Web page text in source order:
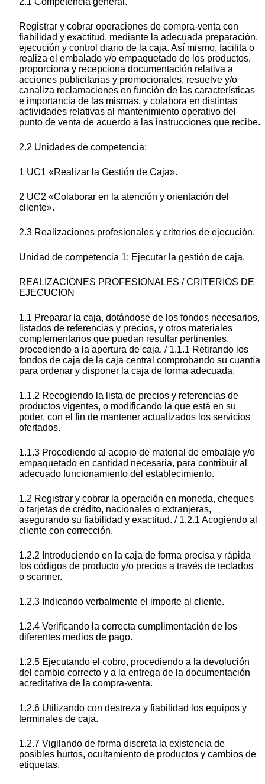
Registrar y cobrar operaciones de compra-venta con
fiabilidad y exactitud, mediante la adecuada preparación,
ejecución y control diario de la caja. Así mismo, facilita o
realiza el embalado y/o empaquetado de los productos,
proporciona y recepciona documentación relativa a
acciones publicitarias y promocionales, resuelve y/o
canaliza reclamaciones en función de las características
e importancia de las mismas, y colabora en distintas
actividades relativas al mantenimiento operativo del
punto de venta de acuerdo a las instrucciones que recibe.
2.2 Unidades de competencia:
1 UC1 «Realizar la Gestión de Caja».
2 UC2 «Colaborar en la atención y orientación del
cliente».
2.3 Realizaciones profesionales y criterios de ejecución.
Unidad de competencia 1: Ejecutar la gestión de caja.
REALIZACIONES PROFESIONALES / CRITERIOS DE
EJECUCION
1.1 Preparar la caja, dotándose de los fondos necesarios,
listados de referencias y precios, y otros materiales
complementarios que puedan resultar pertinentes,
procediendo a la apertura de caja. / 1.1.1 Retirando los
fondos de caja de la caja central comprobando su cuantía
para ordenar y disponer la caja de forma adecuada.
1.1.2 Recogiendo la lista de precios y referencias de
productos vigentes, o modificando la que está en su
poder, con el fin de mantener actualizados los servicios
ofertados.
1.1.3 Procediendo al acopio de material de embalaje y/o
empaquetado en cantidad necesaria, para contribuir al
adecuado funcionamiento del establecimiento.
1.2 Registrar y cobrar la operación en moneda, cheques
o tarjetas de crédito, nacionales o extranjeras,
asegurando su fiabilidad y exactitud. / 1.2.1 Acogiendo al
cliente con corrección.
1.2.2 Introduciendo en la caja de forma precisa y rápida
los códigos de producto y/o precios a través de teclados
o scanner.
1.2.3 Indicando verbalmente el importe al cliente.
1.2.4 Verificando la correcta cumplimentación de los
diferentes medios de pago.
1.2.5 Ejecutando el cobro, procediendo a la devolución
del cambio correcto y a la entrega de la documentación
acreditativa de la compra-venta.
1.2.6 Utilizando con destreza y fiabilidad los equipos y
terminales de caja.
1.2.7 Vigilando de forma discreta la existencia de
posibles hurtos, ocultamiento de productos y cambios de
etiquetas.